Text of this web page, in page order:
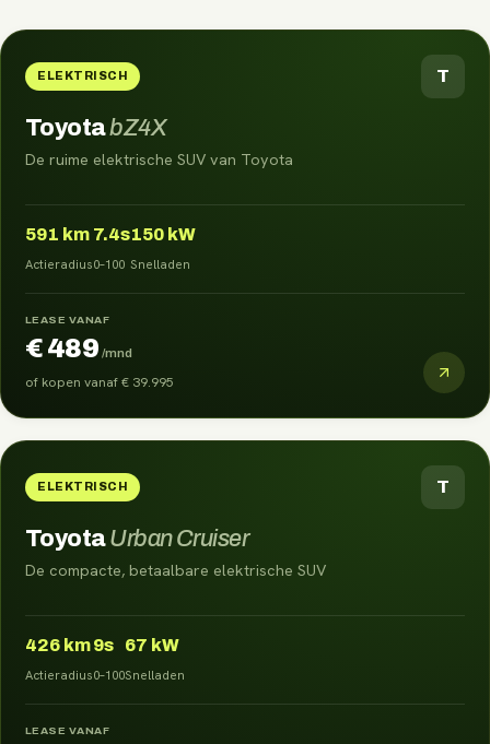
ELEKTRISCH T
ToyotabZ4X
De ruime elektrische SUV van Toyota
591 km
Actieradius
7.4s
0–100
150 kW
Snelladen
LEASE VANAF
€ 489 /mnd
of kopen vanaf€ 39.995
ELEKTRISCH T
ToyotaUrban Cruiser
De compacte, betaalbare elektrische SUV
426 km
Actieradius
9s
0–100
67 kW
Snelladen
LEASE VANAF